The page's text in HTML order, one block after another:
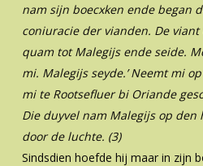
nam sijn boecxken ende began
coniuracie der vianden. De
quam tot Malegijs ende seide.
mi. Malegijs seyde.’ Neemt mi
mi te Rootsefluer bi Oriande
Die duyvel nam Malegijs op den
door de luchte. (3)
Sindsdien hoefde hij maar in zijn